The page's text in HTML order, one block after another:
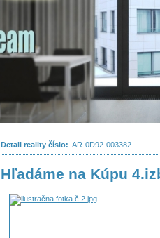
Detail reality číslo: AR-0D92-003382
Hľadáme na Kúpu